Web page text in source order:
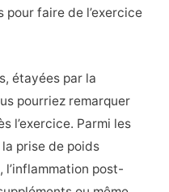
faire de l’exercice
étayées par la
pourriez remarquer
l’exercice. Parmi les
prise de poids
l’inflammation post-